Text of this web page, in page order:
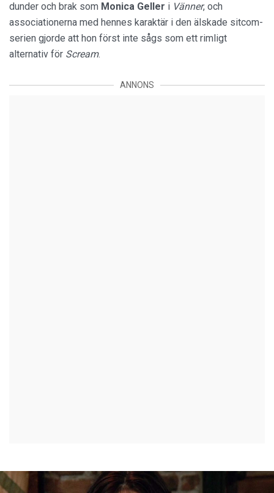
dunder och brak som Monica Geller i Vänner, och
associationerna med hennes karaktär i den älskade sitcom-
serien gjorde att hon först inte sågs som ett rimligt
alternativ för Scream.
ANNONS